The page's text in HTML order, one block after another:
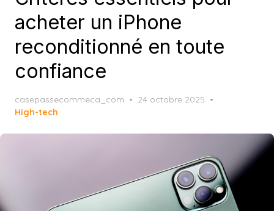
acheter un iPhone
reconditionné en toute
confiance
casepassecommeca_com
Posted
24 octobre 2025
High-tech